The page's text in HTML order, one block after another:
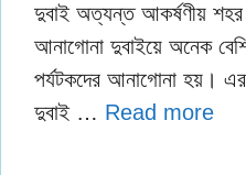
দুবাই অত্যন্ত আকর্ষণীয়
আনাগোনা দুবাইয়ে অনেক
পর্যটকদের আনাগোনা হয়।
দুবাই … Read more